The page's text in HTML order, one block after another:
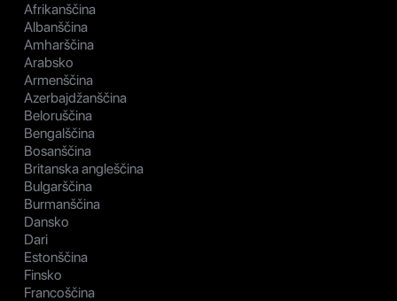
Afrikanščina
Albanščina
Amharščina
Arabsko
Armenščina
Azerbajdžanščina
Beloruščina
Bengalščina
Bosanščina
Britanska angleščina
Bulgarščina
Burmanščina
Dansko
Dari
Estonščina
Finsko
Francoščina